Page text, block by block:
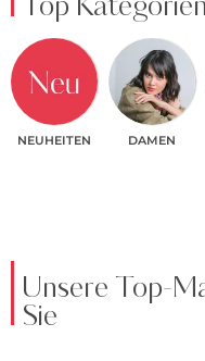
NEUHEITEN DAMEN
Unsere Top-
Sie